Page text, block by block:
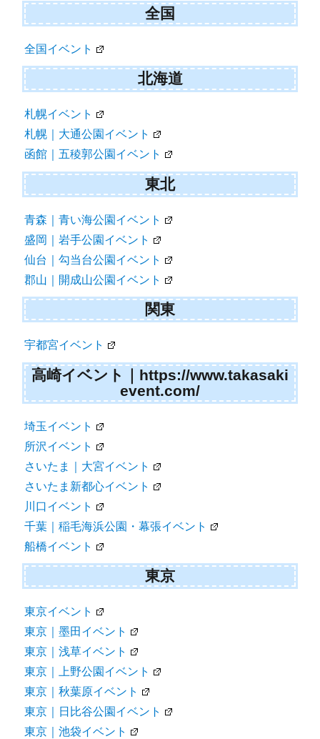
全国
全国イベント
北海道
札幌イベント
札幌｜大通公園イベント
函館｜五稜郭公園イベント
東北
青森｜青い海公園イベント
盛岡｜岩手公園イベント
仙台｜勾当台公園イベント
郡山｜開成山公園イベント
関東
宇都宮イベント
高崎イベント｜https://www.takasaki
event.com/
埼玉イベント
所沢イベント
さいたま｜大宮イベント
さいたま新都心イベント
川口イベント
千葉｜稲毛海浜公園・幕張イベント
船橋イベント
東京
東京イベント
東京｜墨田イベント
東京｜浅草イベント
東京｜上野公園イベント
東京｜秋葉原イベント
東京｜日比谷公園イベント
東京｜池袋イベント